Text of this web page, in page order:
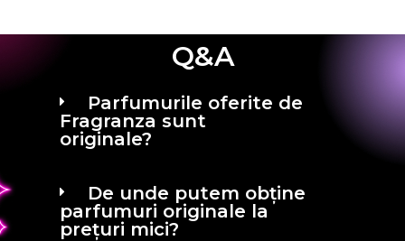
Q&A
Parfumurile oferite de
Fragranza sunt
originale?
De unde putem obține
parfumuri originale la
prețuri mici?